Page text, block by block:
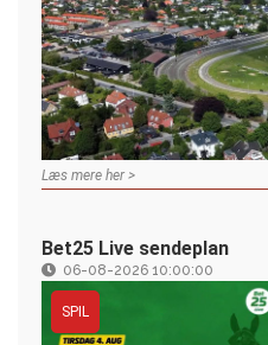
Læs mere her >
Bet25 Live sendeplan
06-08-2026 10:00:00
SPIL